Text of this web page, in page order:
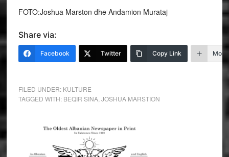
FOTO:Joshua Marston dhe Andamion Murataj
Share via:
Facebook Twitter Copy Link More
FILED UNDER: KULTURE
TAGGED WITH: BEQIR SINA, JOSHUA MARSTION